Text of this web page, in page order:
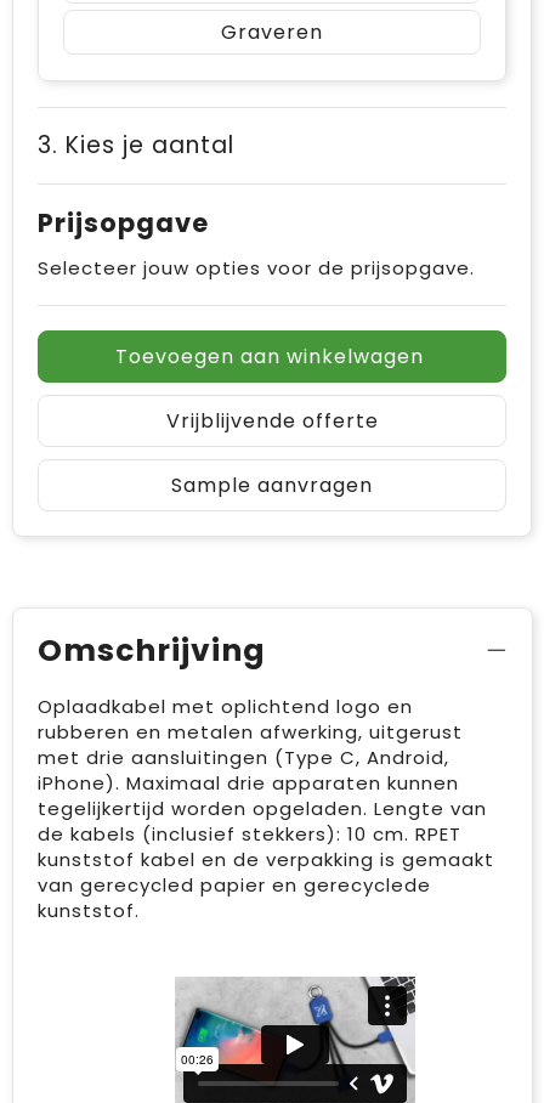
Graveren
3. Kies je aantal
Prijsopgave
Selecteer jouw opties voor de prijsopgave.
Toevoegen aan winkelwagen
Vrijblijvende offerte
Sample aanvragen
Omschrijving
Oplaadkabel met oplichtend logo en
rubberen en metalen afwerking, uitgerust
met drie aansluitingen (Type C, Android,
iPhone). Maximaal drie apparaten kunnen
tegelijkertijd worden opgeladen. Lengte van
de kabels (inclusief stekkers): 10 cm. RPET
kunststof kabel en de verpakking is gemaakt
van gerecycled papier en gerecyclede
kunststof.